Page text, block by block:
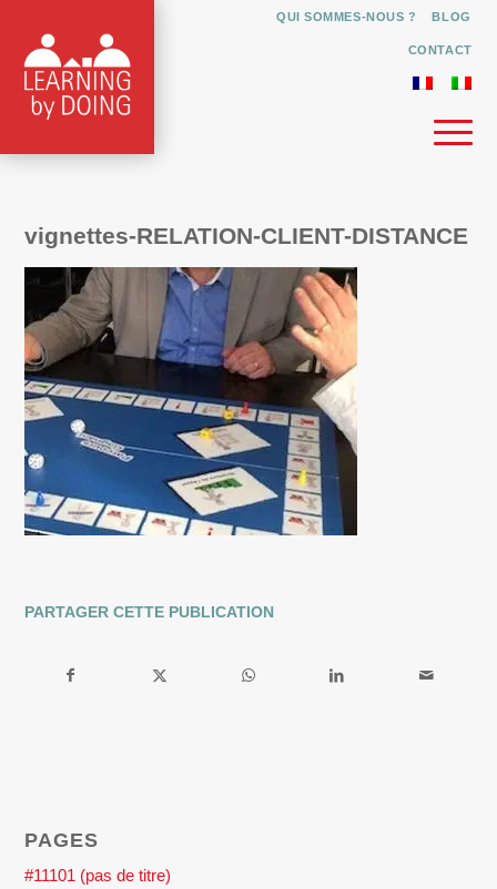
QUI SOMMES-NOUS ? BLOG
CONTACT
vignettes-RELATION-CLIENT-DISTANCE
PARTAGER CETTE PUBLICATION
PAGES
#11101 (pas de titre)